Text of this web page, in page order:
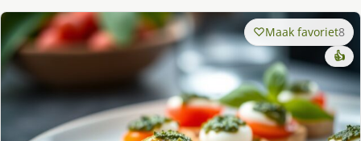
Maak favoriet8
👍